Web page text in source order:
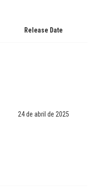
Release Date
24 de abril de 2025